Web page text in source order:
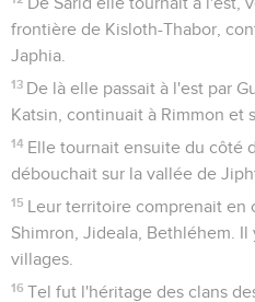
frontière de Kisloth-Thabor,
Japhia.
13 De là elle passait à l'est par
Katsin, continuait à Rimmon et
14 Elle tournait ensuite du côté
débouchait sur la vallée de
15 Leur territoire comprenait en
Shimron, Jideala, Bethléhem. Il
villages.
16 Tel fut l'héritage des clans